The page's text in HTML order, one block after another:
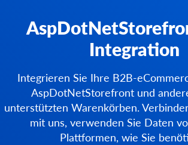
Integration
Integrieren Sie Ihre B2B-
AspDotNetStorefront und
unterstützten Warenkörben.
mit uns, verwenden Sie Daten
Plattformen, wie Sie